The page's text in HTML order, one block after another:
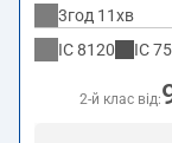
3год 11хв
IC8120 IC
2-й клас від: